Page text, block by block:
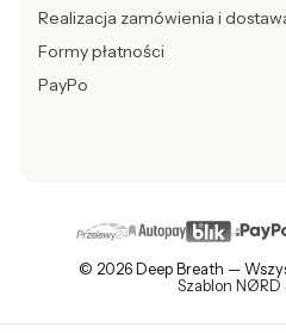
Realizacja zamówienia i
Formy płatności
PayPo
© 2026 Deep Breath —
Szablon